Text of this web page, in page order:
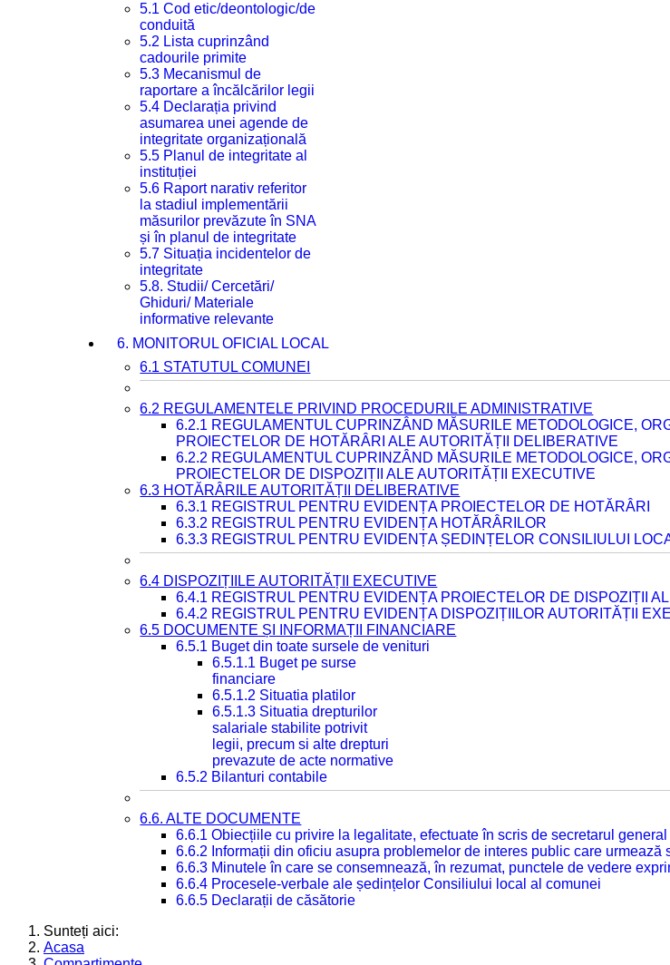
5.1 Cod etic/deontologic/de
conduită
5.2 Lista cuprinzând
cadourile primite
5.3 Mecanismul de
raportare a încălcărilor legii
5.4 Declarația privind
asumarea unei agende de
integritate organizațională
5.5 Planul de integritate al
instituției
5.6 Raport narativ referitor
la stadiul implementării
măsurilor prevăzute în SNA
și în planul de integritate
5.7 Situația incidentelor de
integritate
5.8. Studii/ Cercetări/
Ghiduri/ Materiale
informative relevante
6. MONITORUL OFICIAL LOCAL
6.1 STATUTUL COMUNEI
6.2 REGULAMENTELE PRIVIND PROCEDURILE ADMINISTRATIVE
6.2.1 REGULAMENTUL CUPRINZÂND MĂSURILE METODOLOGICE,
PROIECTELOR DE HOTĂRÂRI ALE AUTORITĂȚII DELIBERATIVE
6.2.2 REGULAMENTUL CUPRINZÂND MĂSURILE METODOLOGICE,
PROIECTELOR DE DISPOZIȚII ALE AUTORITĂȚII EXECUTIVE
6.3 HOTĂRÂRILE AUTORITĂȚII DELIBERATIVE
6.3.1 REGISTRUL PENTRU EVIDENȚA PROIECTELOR DE HOTĂRÂRI
6.3.2 REGISTRUL PENTRU EVIDENȚA HOTĂRÂRILOR
6.3.3 REGISTRUL PENTRU EVIDENȚA ȘEDINȚELOR CONSILIULUI
6.4 DISPOZIȚIILE AUTORITĂȚII EXECUTIVE
6.4.1 REGISTRUL PENTRU EVIDENȚA PROIECTELOR DE DISPOZIȚII
6.4.2 REGISTRUL PENTRU EVIDENȚA DISPOZIȚIILOR AUTORITĂȚII
6.5 DOCUMENTE ȘI INFORMAȚII FINANCIARE
6.5.1 Buget din toate sursele de venituri
6.5.1.1 Buget pe surse
financiare
6.5.1.2 Situatia platilor
6.5.1.3 Situatia drepturilor
salariale stabilite potrivit
legii, precum si alte drepturi
prevazute de acte normative
6.5.2 Bilanturi contabile
6.6. ALTE DOCUMENTE
6.6.1 Obiecțiile cu privire la legalitate, efectuate în scris de secretarul
6.6.2 Informații din oficiu asupra problemelor de interes public care
6.6.3 Minutele în care se consemnează, în rezumat, punctele de vedere
6.6.4 Procesele-verbale ale ședințelor Consiliului local al comunei
6.6.5 Declarații de căsătorie
Sunteți aici:
Acasa